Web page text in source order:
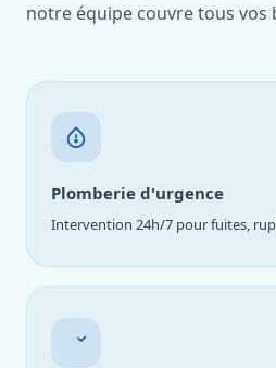
notre équipe couvre tous vos
Plomberie d'urgence
Intervention 24h/7 pour fuites,